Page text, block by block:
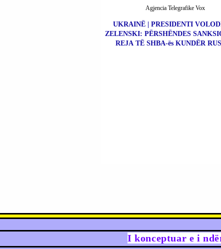
UKRAINË | PRESIDENTI
ZELENSKI: PËRSHËNDES
REJA TË SHBA-ës KUNDËR
Agjencia Telegrafike Vox
I konceptuar e i